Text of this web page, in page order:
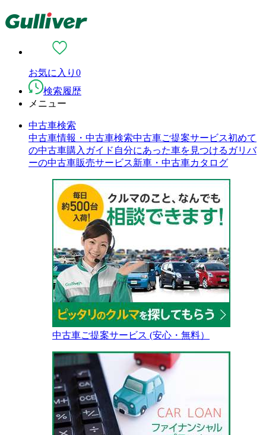
お気に入り 0
検索履歴
メニュー
中古車検索
中古車情報・中古車検索中古車ご提案サービス初めて
の中古車購入ガイド 自分にあった車を見つける ガリバ
ーの中古車販売サービス新車・中古車カタログ
中古車ご提案サービス (安心・無料）